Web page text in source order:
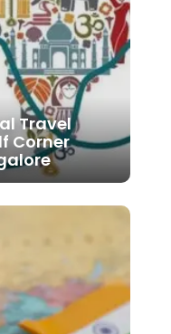
Travel
Corner